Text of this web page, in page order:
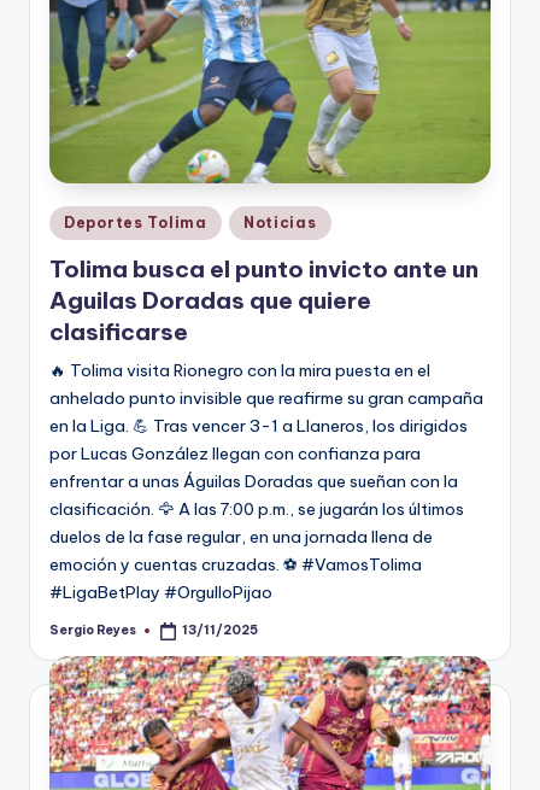
Publicado
en
Deportes Tolima Noticias
Tolima busca el punto invicto ante un
Aguilas Doradas que quiere
clasificarse
🔥 Tolima visita Rionegro con la mira puesta en el
anhelado punto invisible que reafirme su gran campaña
en la Liga. 💪 Tras vencer 3-1 a Llaneros, los dirigidos
por Lucas González llegan con confianza para
enfrentar a unas Águilas Doradas que sueñan con la
clasificación. 🦅 A las 7:00 p.m., se jugarán los últimos
duelos de la fase regular, en una jornada llena de
emoción y cuentas cruzadas. ⚽️ #VamosTolima
#LigaBetPlay #OrgulloPijao
Publicado
Sergio Reyes 13/11/2025